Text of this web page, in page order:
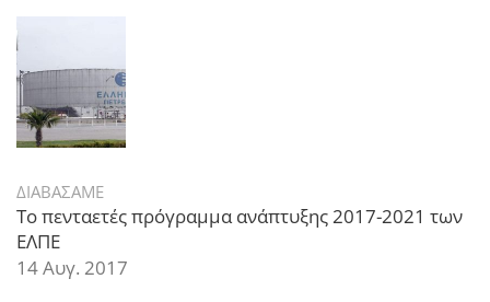
ΔΙΑΒΑΣΑΜΕ
Το πενταετές πρόγραμμα ανάπτυξης 2017-2021 των
ΕΛΠΕ
14 Αυγ. 2017